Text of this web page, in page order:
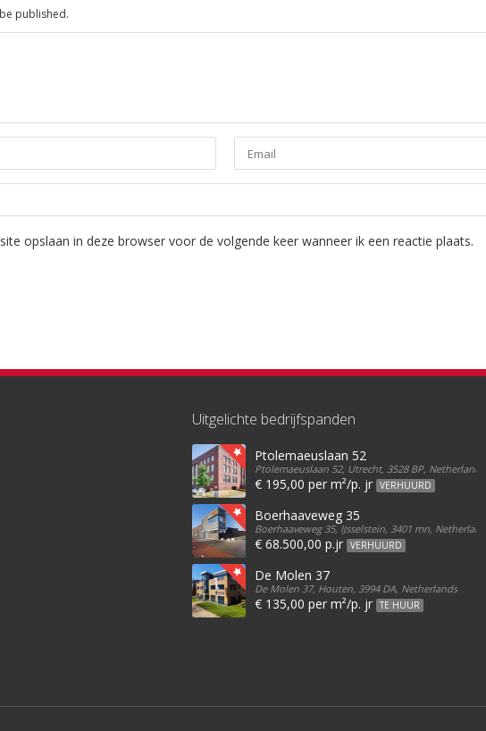
published.
opslaan in deze browser voor de volgende keer wanneer ik een reactie plaats.
Uitgelichte bedrijfspanden
Ptolemaeuslaan 52
Ptolemaeuslaan 52, Utrecht, 3528 BP, Netherlands
€ 195,00 per m²/p. jr VERHUURD
Boerhaaveweg 35
Boerhaaveweg 35, IJsselstein, 3401 mn, Netherlands
€ 68.500,00 p.jr VERHUURD
De Molen 37
De Molen 37, Houten, 3994 DA, Netherlands
€ 135,00 per m²/p. jr TE HUUR